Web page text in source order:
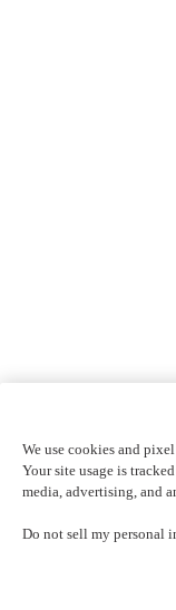
We use cookies and
Your site usage is
media, advertising, and
Do not sell my personal